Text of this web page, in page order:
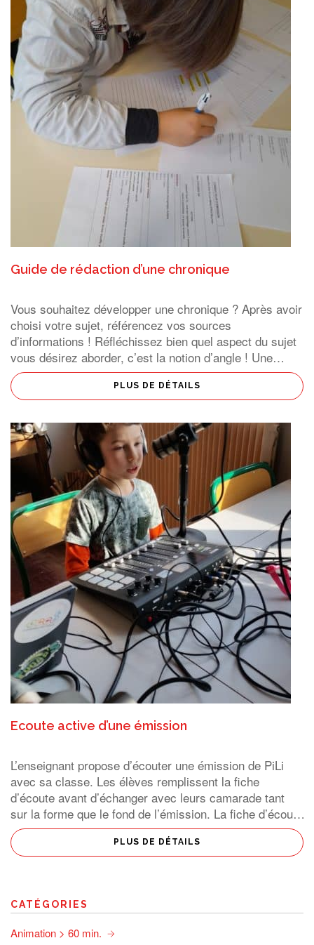
Guide de rédaction d’une chronique
Vous souhaitez développer une chronique ? Après avoir
choisi votre sujet, référencez vos sources
d’informations ! Réfléchissez bien quel aspect du sujet
vous désirez aborder, c’est la notion d’angle ! Une
chronique commence par l’accroche ; la première est
particulièrement importante […]
PLUS DE DÉTAILS
Ecoute active d’une émission
L’enseignant propose d’écouter une émission de PiLi
avec sa classe. Les élèves remplissent la fiche
d’écoute avant d’échanger avec leurs camarade tant
sur la forme que le fond de l’émission. La fiche d’écoute
étant divisée en 5 domaines (animateurs, journalistes,
[…]
PLUS DE DÉTAILS
CATÉGORIES
Animation > 60 min.